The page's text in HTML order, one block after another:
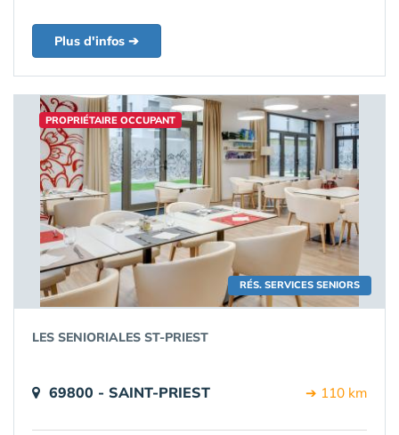
Plus d'infos ➔
RÉS. SERVICES SENIORS
PROPRIÉTAIRE OCCUPANT
LES SENIORIALES ST-PRIEST
69800 - SAINT-PRIEST ➔ 110 km